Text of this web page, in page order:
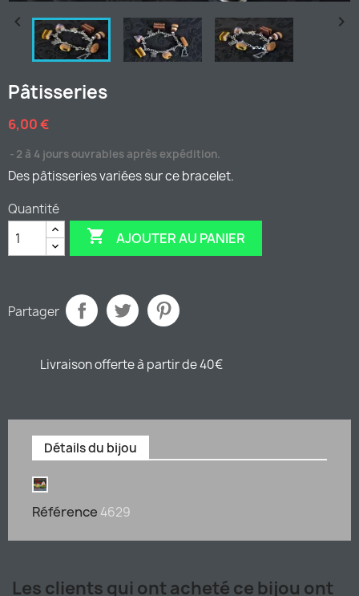
 
Pâtisseries
6,00 €
2 à 4 jours ouvrables après expédition.
Des pâtisseries variées sur ce bracelet.
Quantité
 AJOUTER AU PANIER
Partager
Livraison offerte à partir de 40€
Détails du bijou
Référence 4629
Les clients qui ont acheté ce bijou ont